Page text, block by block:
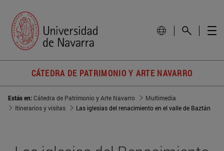
CÁTEDRA DE PATRIMONIO Y ARTE NAVARRO
Estás en:Cátedra de Patrimonio y Arte Navarro
Multimedia
Itinerarios y visitas
Las iglesias del renacimiento en el valle de Baztán